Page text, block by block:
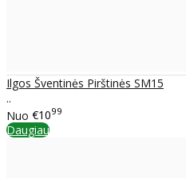
Ilgos Šventinės Pirštinės SM15
..
Nuo €1099
Daugiau